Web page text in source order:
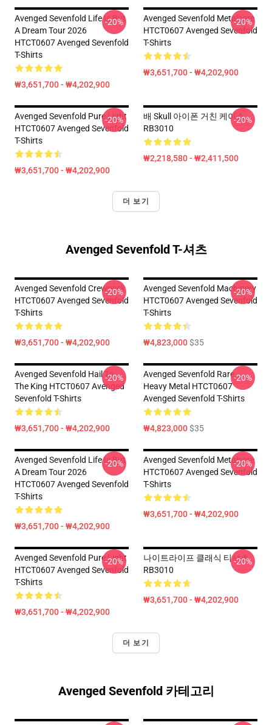
Avenged Sevenfold Life Is But
A Dream Tour 2026
HTCT0607 Avenged Sevenfold
T-Shirts
₩3,651,700 - ₩4,202,900
-20%
Avenged Sevenfold Metalcore
HTCT0607 Avenged Sevenfold
T-Shirts
₩3,651,700 - ₩4,202,900
-20%
Avenged Sevenfold Pure Light
HTCT0607 Avenged Sevenfold
T-Shirts
₩3,651,700 - ₩4,202,900
-20%
배 Skull 아이폰 거친 케이스
RB3010
₩2,218,580 - ₩2,411,500
-20%
더 보기
Avenged Sevenfold T-셔츠
Avenged Sevenfold Crewneck
HTCT0607 Avenged Sevenfold
T-Shirts
₩3,651,700 - ₩4,202,900
-20%
Avenged Sevenfold Machinery
HTCT0607 Avenged Sevenfold
T-Shirts
₩4,823,000$35
-20%
Avenged Sevenfold Hail To
The King HTCT0607 Avenged
Sevenfold T-Shirts
₩3,651,700 - ₩4,202,900
-20%
Avenged Sevenfold Rare
Heavy Metal HTCT0607
Avenged Sevenfold T-Shirts
₩4,823,000$35
-20%
Avenged Sevenfold Life Is But
A Dream Tour 2026
HTCT0607 Avenged Sevenfold
T-Shirts
₩3,651,700 - ₩4,202,900
-20%
Avenged Sevenfold Metalcore
HTCT0607 Avenged Sevenfold
T-Shirts
₩3,651,700 - ₩4,202,900
-20%
Avenged Sevenfold Pure Light
HTCT0607 Avenged Sevenfold
T-Shirts
₩3,651,700 - ₩4,202,900
-20%
나이트라이프 클래식 티셔츠
RB3010
₩3,651,700 - ₩4,202,900
-20%
더 보기
Avenged Sevenfold 카테고리